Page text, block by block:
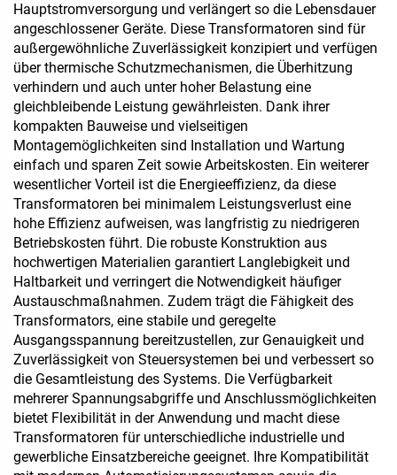
Hauptstromversorgung und verlängert so die Lebensdauer
angeschlossener Geräte. Diese Transformatoren sind für
außergewöhnliche Zuverlässigkeit konzipiert und verfügen
über thermische Schutzmechanismen, die Überhitzung
verhindern und auch unter hoher Belastung eine
gleichbleibende Leistung gewährleisten. Dank ihrer
kompakten Bauweise und vielseitigen
Montagemöglichkeiten sind Installation und Wartung
einfach und sparen Zeit sowie Arbeitskosten. Ein weiterer
wesentlicher Vorteil ist die Energieeffizienz, da diese
Transformatoren bei minimalem Leistungsverlust eine
hohe Effizienz aufweisen, was langfristig zu niedrigeren
Betriebskosten führt. Die robuste Konstruktion aus
hochwertigen Materialien garantiert Langlebigkeit und
Haltbarkeit und verringert die Notwendigkeit häufiger
Austauschmaßnahmen. Zudem trägt die Fähigkeit des
Transformators, eine stabile und geregelte
Ausgangsspannung bereitzustellen, zur Genauigkeit und
Zuverlässigkeit von Steuersystemen bei und verbessert so
die Gesamtleistung des Systems. Die Verfügbarkeit
mehrerer Spannungsabgriffe und Anschlussmöglichkeiten
bietet Flexibilität in der Anwendung und macht diese
Transformatoren für unterschiedliche industrielle und
gewerbliche Einsatzbereiche geeignet. Ihre Kompatibilität